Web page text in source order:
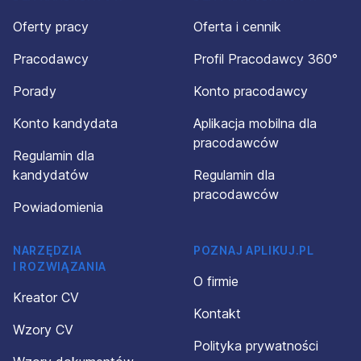
Oferty pracy
Pracodawcy
Porady
Konto kandydata
Regulamin dla
kandydatów
Powiadomienia
Oferta i cennik
Profil Pracodawcy 360°
Konto pracodawcy
Aplikacja mobilna dla
pracodawców
Regulamin dla
pracodawców
NARZĘDZIA
I ROZWIĄZANIA
Kreator CV
Wzory CV
POZNAJ APLIKUJ.PL
O firmie
Kontakt
Polityka prywatności